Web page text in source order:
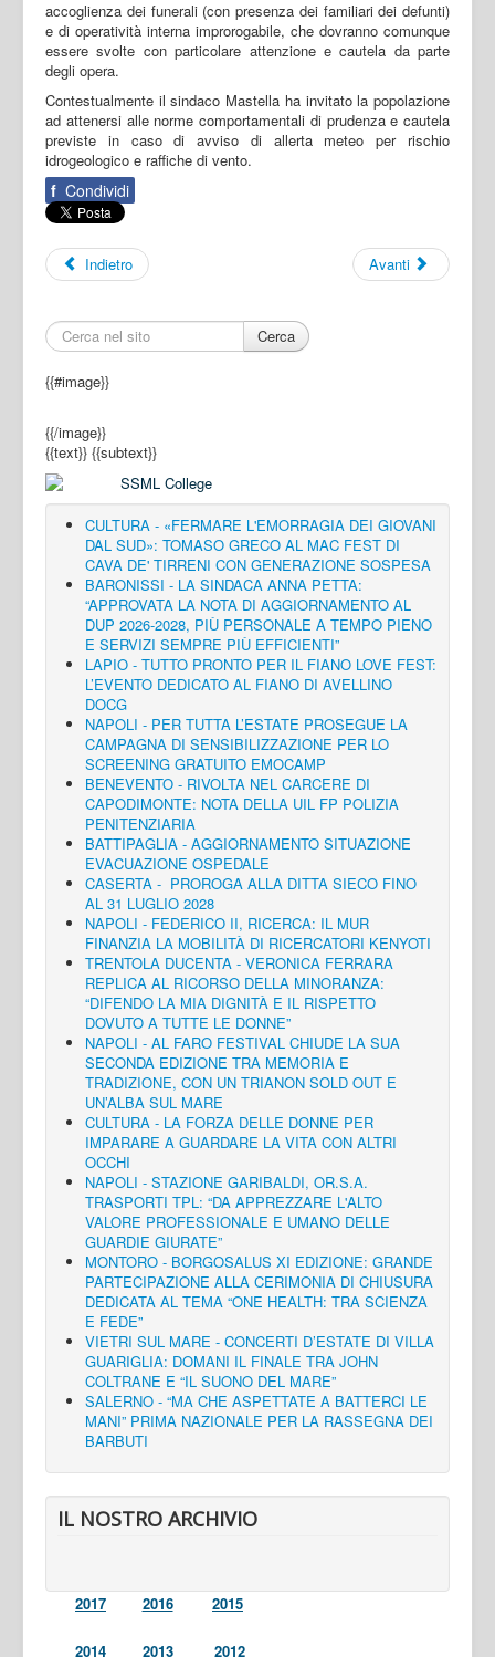
accoglienza dei funerali (con presenza dei familiari dei defunti)
e di operatività interna improrogabile, che dovranno comunque
essere svolte con particolare attenzione e cautela da parte
degli opera.
Contestualmente il sindaco Mastella ha invitato la popolazione
ad attenersi alle norme comportamentali di prudenza e cautela
previste in caso di avviso di allerta meteo per rischio
idrogeologico e raffiche di vento.
f Condividi
Indietro Avanti
Cerca
{{#image}}
{{/image}}
{{text}} {{subtext}}
CULTURA - «FERMARE L'EMORRAGIA DEI GIOVANI
DAL SUD»: TOMASO GRECO AL MAC FEST DI
CAVA DE' TIRRENI CON GENERAZIONE SOSPESA
BARONISSI - LA SINDACA ANNA PETTA:
“APPROVATA LA NOTA DI AGGIORNAMENTO AL
DUP 2026-2028, PIÙ PERSONALE A TEMPO PIENO
E SERVIZI SEMPRE PIÙ EFFICIENTI”
LAPIO - TUTTO PRONTO PER IL FIANO LOVE FEST:
L’EVENTO DEDICATO AL FIANO DI AVELLINO
DOCG
NAPOLI - PER TUTTA L’ESTATE PROSEGUE LA
CAMPAGNA DI SENSIBILIZZAZIONE PER LO
SCREENING GRATUITO EMOCAMP
BENEVENTO - RIVOLTA NEL CARCERE DI
CAPODIMONTE: NOTA DELLA UIL FP POLIZIA
PENITENZIARIA
BATTIPAGLIA - AGGIORNAMENTO SITUAZIONE
EVACUAZIONE OSPEDALE
CASERTA - PROROGA ALLA DITTA SIECO FINO
AL 31 LUGLIO 2028
NAPOLI - FEDERICO II, RICERCA: IL MUR
FINANZIA LA MOBILITÀ DI RICERCATORI KENYOTI
TRENTOLA DUCENTA - VERONICA FERRARA
REPLICA AL RICORSO DELLA MINORANZA:
“DIFENDO LA MIA DIGNITÀ E IL RISPETTO
DOVUTO A TUTTE LE DONNE”
NAPOLI - AL FARO FESTIVAL CHIUDE LA SUA
SECONDA EDIZIONE TRA MEMORIA E
TRADIZIONE, CON UN TRIANON SOLD OUT E
UN’ALBA SUL MARE
CULTURA - LA FORZA DELLE DONNE PER
IMPARARE A GUARDARE LA VITA CON ALTRI
OCCHI
NAPOLI - STAZIONE GARIBALDI, OR.S.A.
TRASPORTI TPL: “DA APPREZZARE L'ALTO
VALORE PROFESSIONALE E UMANO DELLE
GUARDIE GIURATE”
MONTORO - BORGOSALUS XI EDIZIONE: GRANDE
PARTECIPAZIONE ALLA CERIMONIA DI CHIUSURA
DEDICATA AL TEMA “ONE HEALTH: TRA SCIENZA
E FEDE”
VIETRI SUL MARE - CONCERTI D’ESTATE DI VILLA
GUARIGLIA: DOMANI IL FINALE TRA JOHN
COLTRANE E “IL SUONO DEL MARE”
SALERNO - “MA CHE ASPETTATE A BATTERCI LE
MANI” PRIMA NAZIONALE PER LA RASSEGNA DEI
BARBUTI
IL NOSTRO ARCHIVIO
2017 2016 2015
2014 2013 2012